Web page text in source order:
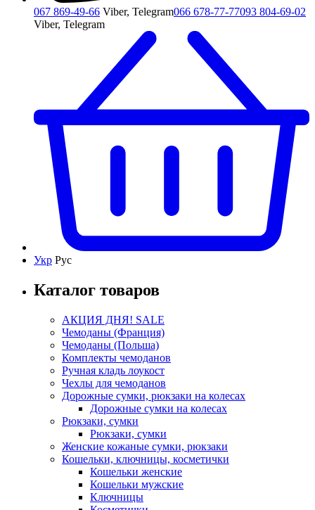
067 869-49-66 Viber, Telegram066 678-77-77093 804-69-02
Viber, Telegram
Укр Рус
Каталог товаров
АКЦИЯ ДНЯ! SALE
Чемоданы (Франция)
Чемоданы (Польша)
Комплекты чемоданов
Ручная кладь лоукост
Чехлы для чемоданов
Дорожные сумки, рюкзаки на колесах
Дорожные сумки на колесах
Рюкзаки, сумки
Рюкзаки, сумки
Женские кожаные сумки, рюкзаки
Кошельки, ключницы, косметички
Кошельки женские
Кошельки мужские
Ключницы